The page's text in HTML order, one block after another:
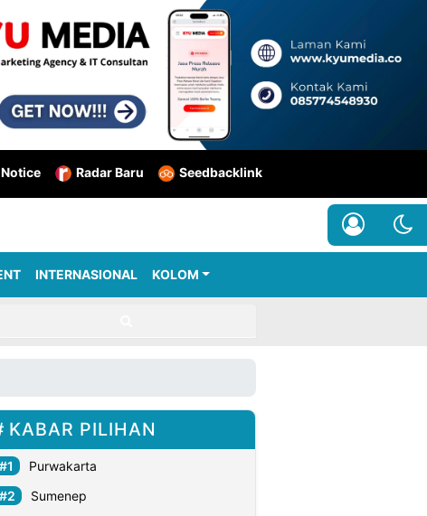
Radar Baru Seedbacklink
INTERNASIONAL KOLOM
KABAR PILIHAN
Purwakarta
Sumenep